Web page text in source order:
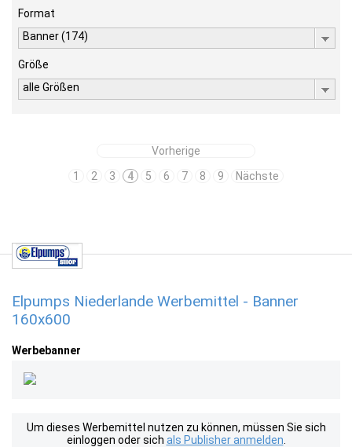
Format
Banner (174)
Größe
alle Größen
Vorherige
1
2 3 4 5 6 7 8 9 Nächste
Elpumps Niederlande Werbemittel - Banner
160x600
Werbebanner
Um dieses Werbemittel nutzen zu können, müssen Sie sich
einloggen oder sich als Publisher anmelden